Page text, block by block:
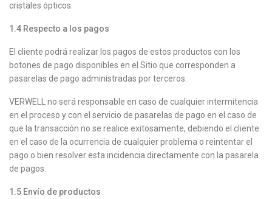
cristales ópticos.
1.4 Respecto a los pagos
El cliente podrá realizar los pagos de estos productos con los
botones de pago disponibles en el Sitio que corresponden a
pasarelas de pago administradas por terceros.
VERWELL no será responsable en caso de cualquier intermitencia
en el proceso y con el servicio de pasarelas de pago en el caso de
que la transacción no se realice exitosamente, debiendo el cliente
en el caso de la ocurrencia de cualquier problema o reintentar el
pago o bien resolver esta incidencia directamente con la pasarela
de pagos.
1.5 Envío de productos